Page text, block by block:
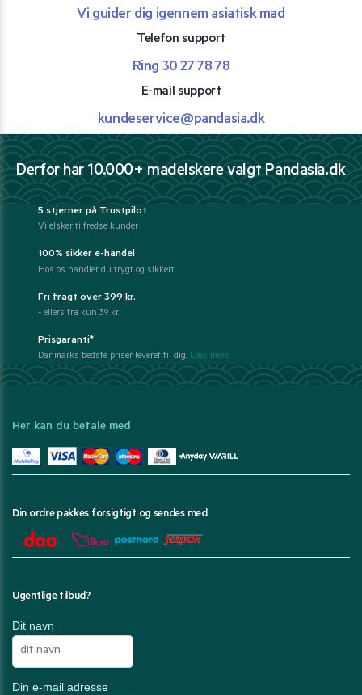
Vi guider dig igennem asiatisk mad
Telefon support
Ring 30 27 78 78
E-mail support
kundeservice@pandasia.dk
Derfor har 10.000+ madelskere valgt Pandasia.dk
5 stjerner på Trustpilot
Vi elsker tilfredse kunder
100% sikker e-handel
Hos os handler du trygt og sikkert
Fri fragt over 399 kr.
- ellers fra kun 39 kr.
Prisgaranti*
Danmarks bedste priser leveret til dig. Læs mere
Her kan du betale med
Din ordre pakkes forsigtigt og sendes med
Ugentlige tilbud?
Dit navn
Din e-mail adresse